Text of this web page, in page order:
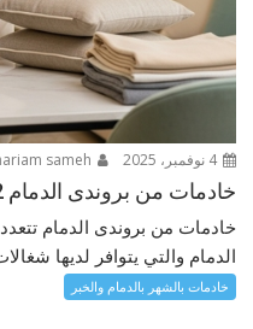
4 نوفمبر، 2025
خادمات من بروندى الدمام 0580961342
خادمات من بروندى الدمام
الدمام والتي يتوافر لديها شغالات
خادمات بالشهر بالدمام والخبر